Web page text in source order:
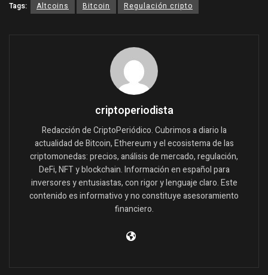
Tags: Altcoins Bitcoin Regulación cripto
criptoperiodista
Redacción de CriptoPeriódico. Cubrimos a diario la
actualidad de Bitcoin, Ethereum y el ecosistema de las
criptomonedas: precios, análisis de mercado, regulación,
DeFi, NFT y blockchain. Información en español para
inversores y entusiastas, con rigor y lenguaje claro. Este
contenido es informativo y no constituye asesoramiento
financiero.